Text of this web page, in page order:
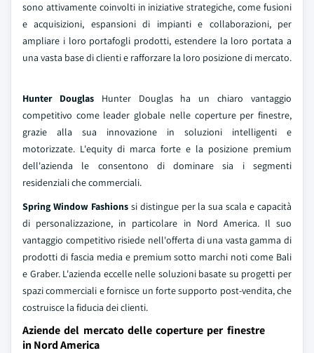
sono attivamente coinvolti in iniziative strategiche, come fusioni
e acquisizioni, espansioni di impianti e collaborazioni, per
ampliare i loro portafogli prodotti, estendere la loro portata a
una vasta base di clienti e rafforzare la loro posizione di mercato.
Hunter DouglasHunter Douglas ha un chiaro vantaggio
competitivo come leader globale nelle coperture per finestre,
grazie alla sua innovazione in soluzioni intelligenti e
motorizzate. L'equity di marca forte e la posizione premium
dell'azienda le consentono di dominare sia i segmenti
residenziali che commerciali.
Spring Window Fashionssi distingue per la sua scala e capacità
di personalizzazione, in particolare in Nord America. Il suo
vantaggio competitivo risiede nell'offerta di una vasta gamma di
prodotti di fascia media e premium sotto marchi noti come Bali
e Graber. L'azienda eccelle nelle soluzioni basate su progetti per
spazi commerciali e fornisce un forte supporto post-vendita, che
costruisce la fiducia dei clienti.
Aziende del mercato delle coperture per finestre
in Nord America